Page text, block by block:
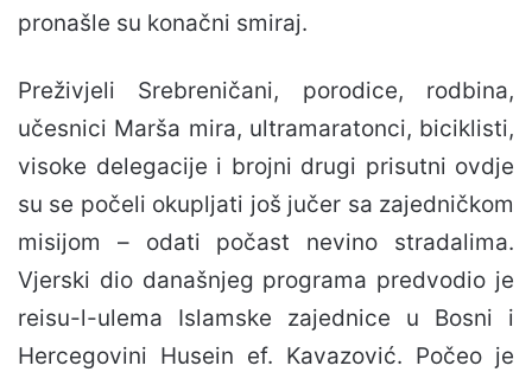
pronašle su konačni smiraj.
Preživjeli Srebreničani, porodice, rodbina,
učesnici Marša mira, ultramaratonci, biciklisti,
visoke delegacije i brojni drugi prisutni ovdje
su se počeli okupljati još jučer sa zajedničkom
misijom – odati počast nevino stradalima.
Vjerski dio današnjeg programa predvodio je
reisu-l-ulema Islamske zajednice u Bosni i
Hercegovini Husein ef. Kavazović. Počeo je